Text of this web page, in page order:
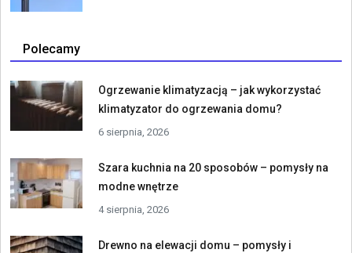
Polecamy
Ogrzewanie klimatyzacją – jak wykorzystać
klimatyzator do ogrzewania domu?
6 sierpnia, 2026
Szara kuchnia na 20 sposobów – pomysły na
modne wnętrze
4 sierpnia, 2026
Drewno na elewacji domu – pomysły i